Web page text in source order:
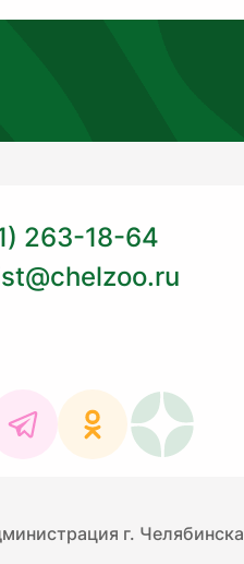
263-18-64
г. Челябинска